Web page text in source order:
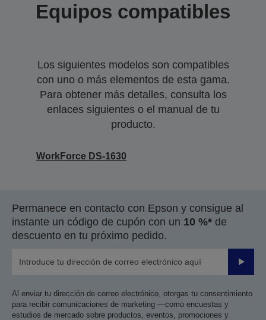
Equipos compatibles
Los siguientes modelos son compatibles
con uno o más elementos de esta gama.
Para obtener más detalles, consulta los
enlaces siguientes o el manual de tu
producto.
WorkForce DS-1630
Permanece en contacto con Epson y consigue al
instante un código de cupón con un 10 %* de
descuento en tu próximo pedido.
Enviar
Al enviar tu dirección de correo electrónico, otorgas tu consentimiento
para recibir comunicaciones de marketing —como encuestas y
estudios de mercado sobre productos, eventos, promociones y